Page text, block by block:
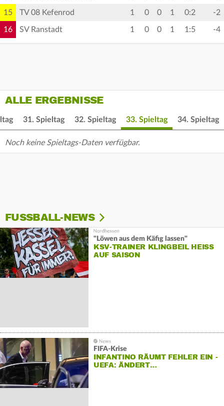
15 TV 08 Kefenrod 1 0 0 1 0:2 -2
16 SV Ranstadt 1 0 0 1 1:5 -4
ALLE ERGEBNISSE
31. Spieltag 32. Spieltag 33. Spieltag 34. Spieltag
Noch keine Spieltags-Daten verfügbar.
FUSSBALL-NEWS
"Löwen aus dem Käfig lassen"
KSV-TRAINER KLINGBEIL HEISS A
UF SAISON
FIFA-Krise
INFANTINO RÄUMT FEHLER EIN -
UEFA: ÄNDERT…